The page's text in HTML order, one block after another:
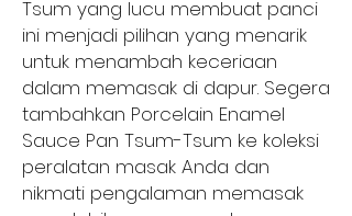
Tsum yang lucu membuat panci
ini menjadi pilihan yang menarik
untuk menambah keceriaan
dalam memasak di dapur. Segera
tambahkan Porcelain Enamel
Sauce Pan Tsum-Tsum ke koleksi
peralatan masak Anda dan
nikmati pengalaman memasak